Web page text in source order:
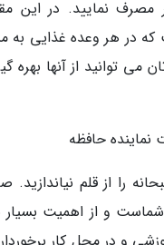
نمایید. در این
در هر وعده غذایی به
می توانید از آنها بهره
نماینده حافظه
را از قلم نیاندازید.
شماست و از اهمیت